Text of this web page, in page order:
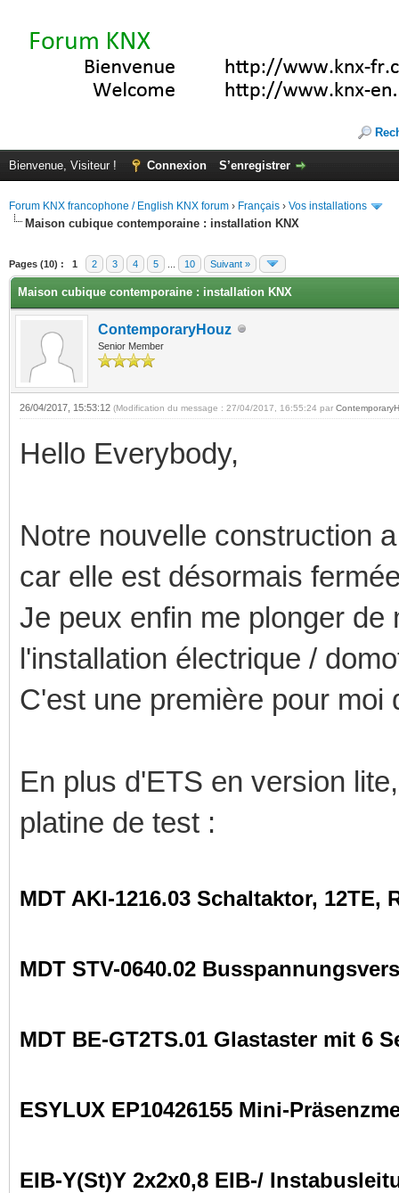
Bienvenue, Visiteur ! Connexion S’enregistrer
Forum KNX francophone / English KNX forum › Français › Vos installations
Maison cubique contemporaine : installation KNX
Pages (10) : 1 2 3 4 5 10 Suivant »
Maison cubique contemporaine : installation KNX
ContemporaryHouz
Senior Member
26/04/2017, 15:53:12 (Modification du message : 27/04/2017, 16:55:24 par
Hello Everybody,
Notre nouvelle construction
car elle est désormais
Je peux enfin me plonger
l'installation électrique /
C'est une première pour
En plus d'ETS en version
platine de test :
MDT AKI-1216.03 Schaltaktor, 12TE,
MDT STV-0640.02
MDT BE-GT2TS.01 Glastaster mit 6
ESYLUX EP10426155 Mini-
EIB-Y(St)Y 2x2x0,8 EIB-/